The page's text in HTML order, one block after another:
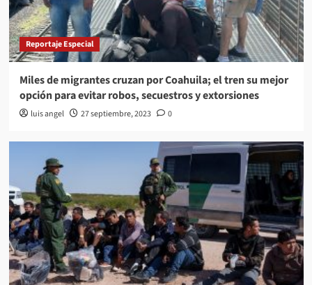
Reportaje Especial
Miles de migrantes cruzan por Coahuila; el tren su mejor
opción para evitar robos, secuestros y extorsiones
luis angel 27 septiembre, 2023 0